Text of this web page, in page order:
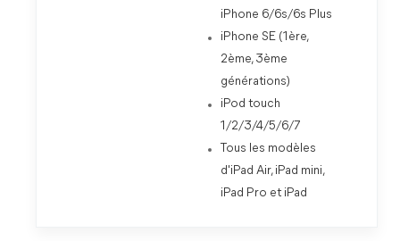
iPhone 6/6s/6s Plus
iPhone SE (1ère,
2ème, 3ème
générations)
iPod touch
1/2/3/4/5/6/7
Tous les modèles
d'iPad Air, iPad mini,
iPad Pro et iPad